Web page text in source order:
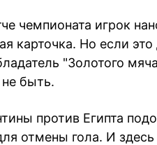
чемпионата игрок
карточка. Но если
"Золотого
быть.
против Египта
отмены гола. И